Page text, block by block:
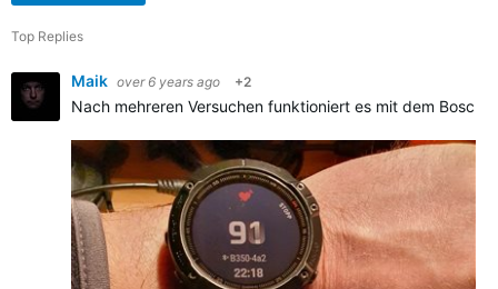
Top Replies
Maik over 6 years ago +2
Nach mehreren Versuchen funktioniert es mit dem Bosch